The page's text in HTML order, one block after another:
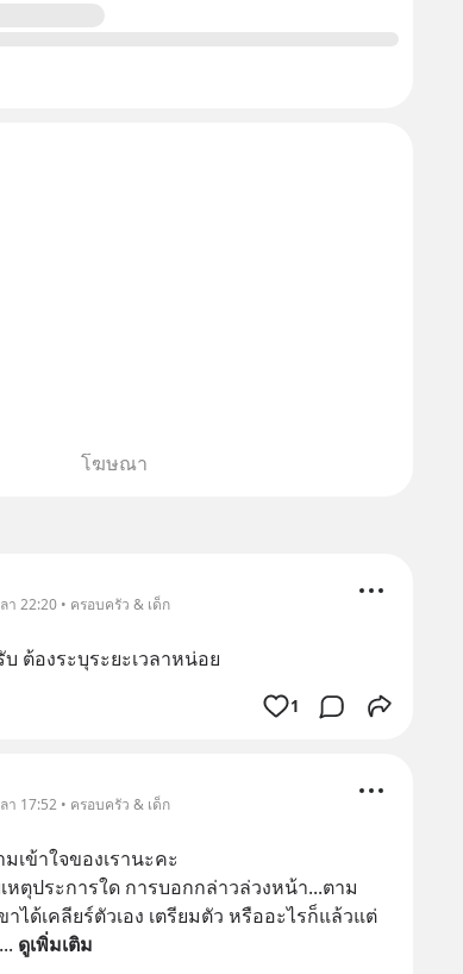
โฆษณา
า 22:20 • ครอบครัว & เด็ก
ต้องระบุระยะเวลาหน่อย
1
า 17:52 • ครอบครัว & เด็ก
เข้าใจของเรานะคะ
หตุประการใด การบอกกล่าวล่วงหน้า...ตาม
าได้เคลียร์ตัวเอง เตรียมตัว หรืออะไรก็แล้วแต่
... ดูเพิ่มเติม